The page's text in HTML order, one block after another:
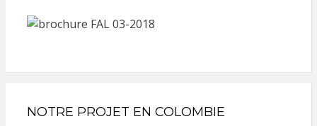
NOTRE PROJET EN COLOMBIE